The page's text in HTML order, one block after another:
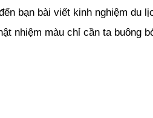
bạn bài viết kinh nghiệm du
nhiệm màu chỉ cần ta buông